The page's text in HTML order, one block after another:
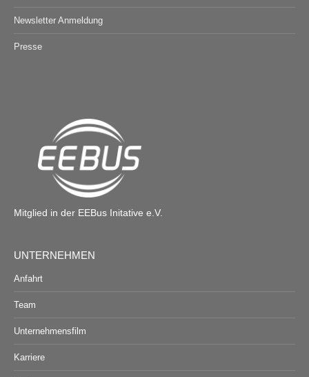
Newsletter Anmeldung
Presse
Mitglied in der EEBus Initative e.V.
UNTERNEHMEN
Anfahrt
Team
Unternehmensfilm
Karriere